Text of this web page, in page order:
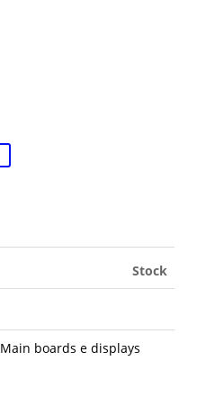
Stock
Main boards e displays